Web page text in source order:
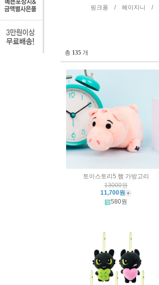
핑크퐁 / 헤이지니 /
총 135 개
토이스토리5 햄 가방고리
13000원
11,700원
580원